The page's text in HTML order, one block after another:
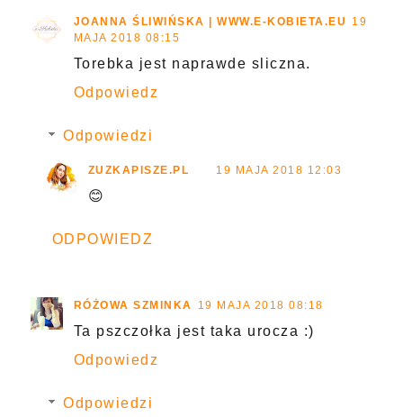
JOANNA ŚLIWIŃSKA | WWW.E-KOBIETA.EU
19
MAJA 2018 08:15
Torebka jest naprawde sliczna.
Odpowiedz
Odpowiedzi
ZUZKAPISZE.PL 19 MAJA 2018 12:03
😊
ODPOWIEDZ
RÓŻOWA SZMINKA 19 MAJA 2018 08:18
Ta pszczołka jest taka urocza :)
Odpowiedz
Odpowiedzi